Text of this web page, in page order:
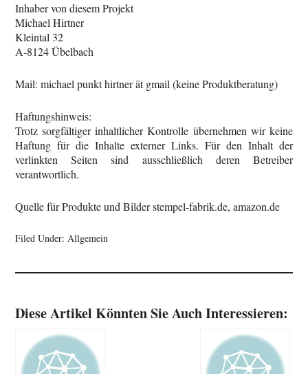
Inhaber von diesem Projekt
Michael Hirtner
Kleintal 32
A-8124 Übelbach
Mail: michael punkt hirtner ät gmail (keine Produktberatung)
Haftungshinweis:
Trotz sorgfältiger inhaltlicher Kontrolle übernehmen wir keine
Haftung für die Inhalte externer Links. Für den Inhalt der
verlinkten Seiten sind ausschließlich deren Betreiber
verantwortlich.
Quelle für Produkte und Bilder stempel-fabrik.de, amazon.de
Filed Under:Allgemein
Diese Artikel Könnten Sie Auch Interessieren: